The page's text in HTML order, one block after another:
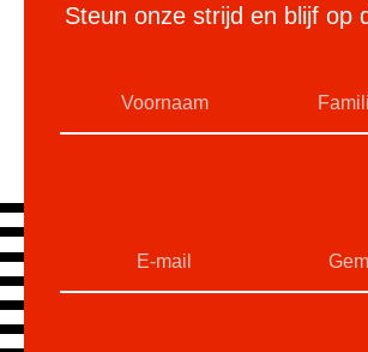
Steun onze strijd en blijf op